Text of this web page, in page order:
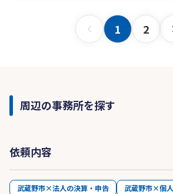
1 2
周辺の事務所を探す
依頼内容
武蔵野市×法人の決算・申告
武蔵野市×個